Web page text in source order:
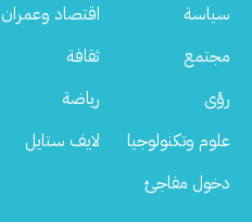
سياسة
اقتصاد وعمران
مجتمع
ثقافة
رؤى
رياضة
علوم وتكنولوجيا
لايف ستايل
دخول مفاجئ